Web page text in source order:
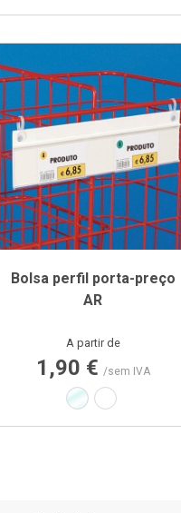
Bolsa perfil porta-preço
AR
Preço
A partir de
1,90 € /sem IVA
Transparente
Branco